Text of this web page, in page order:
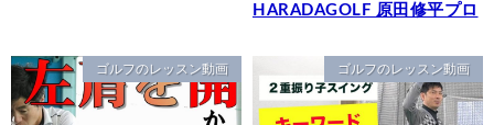
HARADAGOLF 原田修平プロ
ゴルフのレッスン動画 ゴルフのレッスン動画